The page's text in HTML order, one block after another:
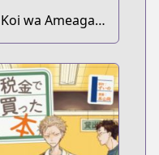
Koi wa Ameagari
no You ni